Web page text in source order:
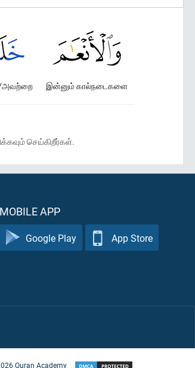
இன்னும் கால்நடைகளை
அவற்றை
செய்கிறீர்கள்.
MOBILE APP
Google Play App Store
Quran Academy